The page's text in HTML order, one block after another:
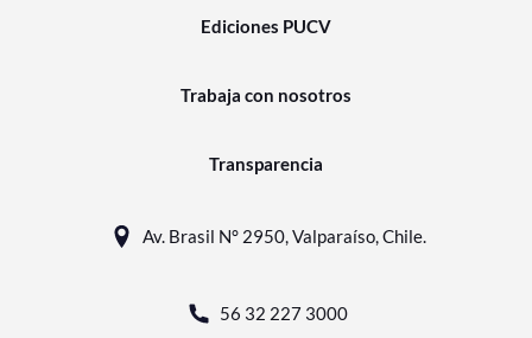
Ediciones PUCV
Trabaja con nosotros
Transparencia
Av. Brasil N° 2950, Valparaíso, Chile.
56 32 227 3000